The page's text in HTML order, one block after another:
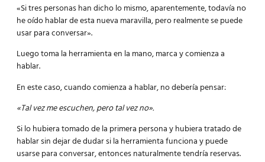
«Si tres personas han dicho lo mismo, aparentemente, todavía no
he oído hablar de esta nueva maravilla, pero realmente se puede
usar para conversar».
Luego toma la herramienta en la mano, marca y comienza a
hablar.
En este caso, cuando comienza a hablar, no debería pensar:
«Tal vez me escuchen, pero tal vez no».
Si lo hubiera tomado de la primera persona y hubiera tratado de
hablar sin dejar de dudar si la herramienta funciona y puede
usarse para conversar, entonces naturalmente tendría reservas.